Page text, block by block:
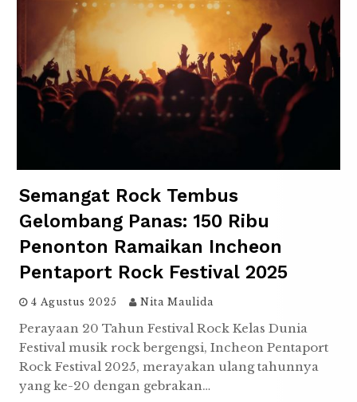
Semangat Rock Tembus
Gelombang Panas: 150 Ribu
Penonton Ramaikan Incheon
Pentaport Rock Festival 2025
4 Agustus 2025 Nita Maulida
Perayaan 20 Tahun Festival Rock Kelas Dunia
Festival musik rock bergengsi, Incheon Pentaport
Rock Festival 2025, merayakan ulang tahunnya
yang ke-20 dengan gebrakan…